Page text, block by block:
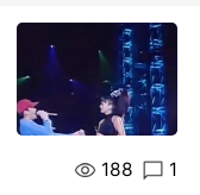
188 1